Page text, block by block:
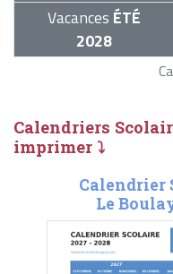
Vacances ÉTÉ
2028
Calendriers
imprimer ⤵
Calendrier
Le